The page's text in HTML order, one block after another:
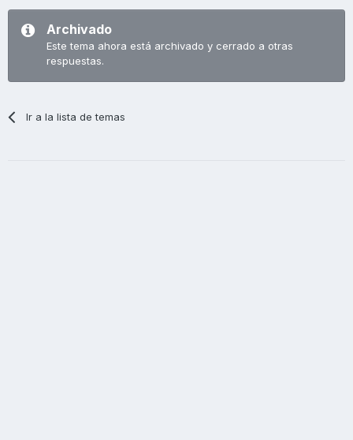
Archivado
Este tema ahora está archivado y cerrado a otras
respuestas.
Ir a la lista de temas